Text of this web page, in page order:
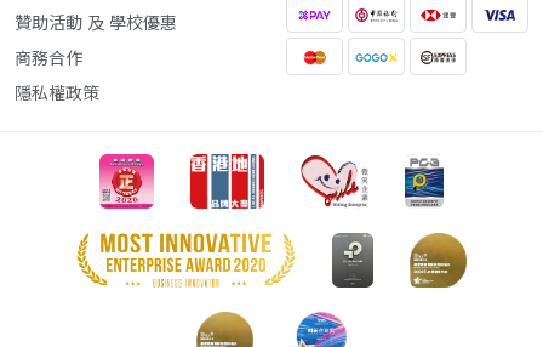
贊助活動 及 學校優惠
商務合作
隱私權政策